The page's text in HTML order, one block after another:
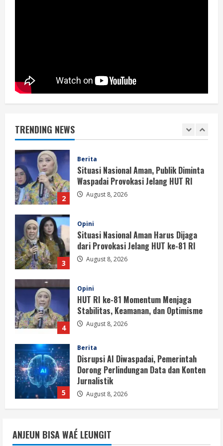
TRENDING NEWS
2
Berita
Situasi Nasional Aman, Publik Diminta
3
Opini
Situasi Nasional Aman Harus Dijaga
dari Provokasi Jelang HUT ke-81 RI
August 8, 2026
4
Opini
HUT RI ke-81 Momentum Menjaga
Stabilitas, Keamanan, dan Optimisme
August 8, 2026
5
Disrupsi AI Diwaspadai, Pemerintah
Dorong Perlindungan Data dan Konten
Jurnalistik
August 8, 2026
1
Perayaan Kemerdekaan Dinilai Harus
Dijaga dengan Persatuan
Situasi Nasional Aman, Publik Diminta
Waspadai Provokasi Jelang HUT RI
ANJEUN BISA WAÉ LEUNGIT